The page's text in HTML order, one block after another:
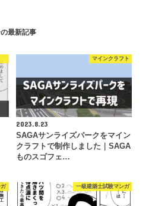
最新記事
マインクラフト
2023.8.23
SAGAサンライズパークをマイン
クラフトで制作しました｜SAGA
ものスゴフェ…
一級建築士試験マンガ